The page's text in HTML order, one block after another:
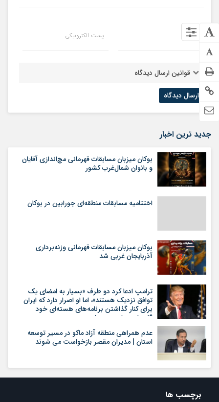
نام شما پست الکترونیکی
قوانین ارسال دیدگاه
جدید ترین اخبار
بوکان میزبان مسابقات قهرمانی مچ‌اندازی آقایان
و بانوان شمال‌غرب کشور
اختتامیه مسابقات منطقه‌ای جورابین در بوکان
بوکان میزبان مسابقات قهرمانی وزنه‌برداری
آذربایجان غربی شد
ترامپ ادعا کرد دو طرف «بسیار به امضای یک
توافق نزدیک هستند»، اما او اصرار دارد که ایران
برای کنار گذاشتن برنامه‌های هسته‌ای خود
گام‌های بیشتری بردارد
عدم همراهی منطقه آزاد ماکو در مسیر توسعه
استان | مدیران مقصر بازخواست می شوند
برچسب ها